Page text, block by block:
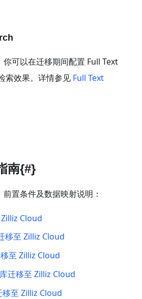
可以在迁移期间配置 Full Text
索效果。详情参见 Full Text
南{#}
置条件及数据映射说明：
Cloud
移至 Zilliz Cloud
至 Zilliz Cloud
迁移至 Zilliz Cloud
至 Zilliz Cloud